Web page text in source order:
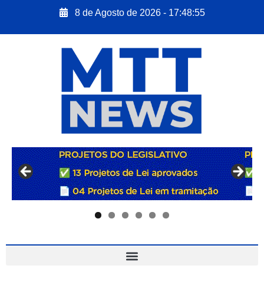
8 de Agosto de 2026 - 17:48:56